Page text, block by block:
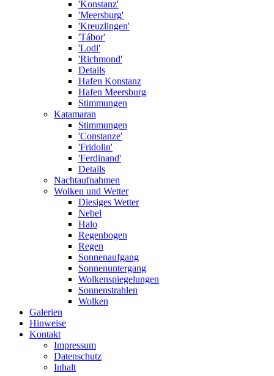
'Konstanz'
'Meersburg'
'Kreuzlingen'
'Tábor'
'Lodi'
'Richmond'
Details
Hafen Konstanz
Hafen Meersburg
Stimmungen
Katamaran
Stimmungen
'Constanze'
'Fridolin'
'Ferdinand'
Details
Nachtaufnahmen
Wolken und Wetter
Diesiges Wetter
Nebel
Halo
Regenbogen
Regen
Sonnenaufgang
Sonnenuntergang
Wolkenspiegelungen
Sonnenstrahlen
Wolken
Galerien
Hinweise
Kontakt
Impressum
Datenschutz
Inhalt